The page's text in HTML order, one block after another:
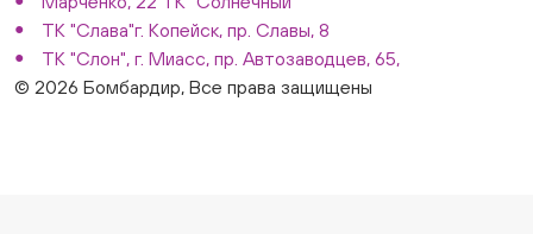
ТК "Слава"г. Копейск, пр. Славы, 8
ТК "Слон", г. Миасс, пр. Автозаводцев, 65,
© 2026 Бомбардир, Все права защищены